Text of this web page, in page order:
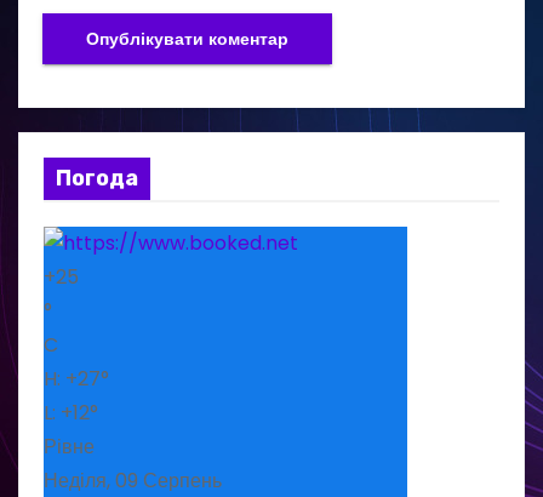
Погода
+25
°
C
H: +27°
L: +12°
Рівне
Неділя, 09 Серпень